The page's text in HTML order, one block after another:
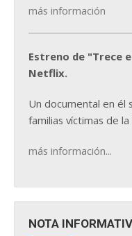
más información
Estreno de "Trece
Netflix.
Un documental en él
familias víctimas de
más información...
NOTA